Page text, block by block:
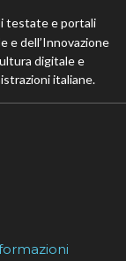
testate e portali
e dell’Innovazione
digitale e
italiane.